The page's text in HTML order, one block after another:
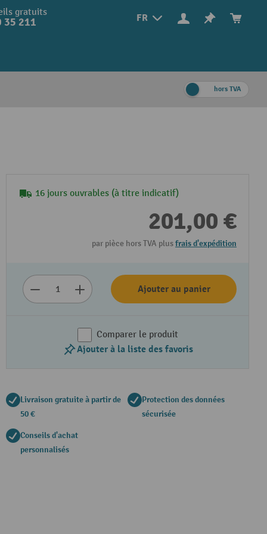
FR
gratuits
35 211
hors TVA
16 jours ouvrables (à titre indicatif)
201,00 €
par pièce hors TVA plusfrais d'expédition
Ajouter au panier
Comparer le produit
Ajouter à la liste des favoris
Livraison gratuite à partir de
50 €
Protection des données
sécurisée
Conseils d'achat
personnalisés